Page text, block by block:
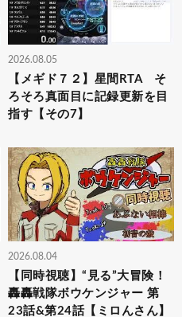
2026.08.05
【メギド７２】星間RTA そ
ろそろ真面目に記録更新を目
指す【その7】
2026.08.04
【同時視聴】“見る”大冒険！
轟轟戦隊ボウケンジャー 第
23話&第24話【ミロんさん】